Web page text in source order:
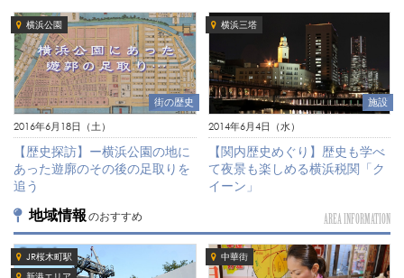
横浜公園
街の歴史
2016年6月18日（土）
【歴史探訪】ー横浜公園の地に
あった遊廓のその後の足取りを
追う
横浜三塔
施設
2014年6月4日（水）
【関内歴史めぐり】歴史も学べ
て夜景も楽しめる横浜税関「ク
イーン」
地域情報 のおすすめ AREA INFORMATION
JR桜木町駅
中華街